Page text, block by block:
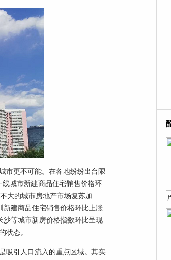
市更不可能。在各地纷纷出台限
城市新建商品住宅销售价格环
大的城市房地产市场复苏加
新建商品住宅销售价格环比上涨
沙等城市新房价格指数环比呈现
状态。
吸引人口流入的重点区域。其实